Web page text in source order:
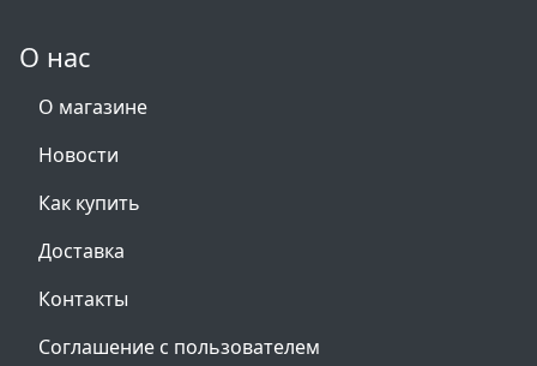
О нас
О магазине
Новости
Как купить
Доставка
Контакты
Соглашение с пользователем